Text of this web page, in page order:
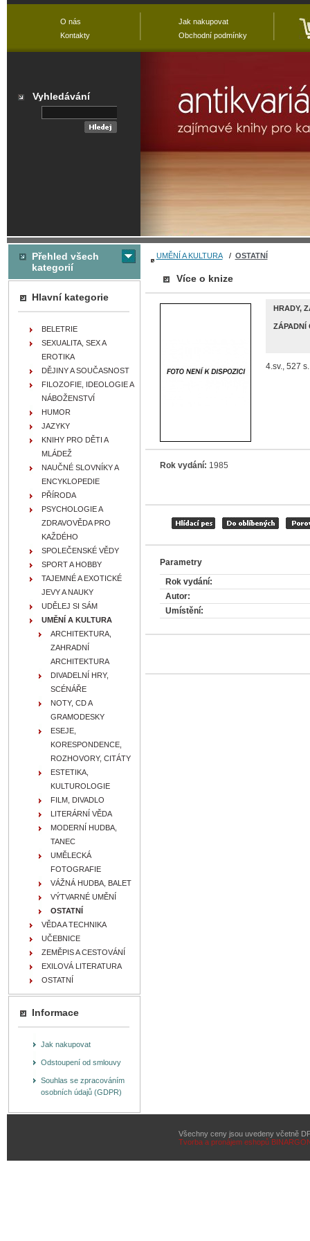
UMĚNÍ A KULTURA/ OSTATNÍ
Více o knize
HRADY,
ZÁPADNÍ
4.sv., 527
Rok vydání: 1985
Parametry
Rok vydání:
Autor:
Umístění:
Přehled všech
kategorií
Hlavní kategorie
BELETRIE
SEXUALITA, SEX A
EROTIKA
DĚJINY A SOUČASNOST
FILOZOFIE, IDEOLOGIE A
NÁBOŽENSTVÍ
HUMOR
JAZYKY
KNIHY PRO DĚTI A
MLÁDEŽ
NAUČNÉ SLOVNÍKY A
ENCYKLOPEDIE
PŘÍRODA
PSYCHOLOGIE A
ZDRAVOVĚDA PRO
KAŽDÉHO
SPOLEČENSKÉ VĚDY
SPORT A HOBBY
TAJEMNÉ A EXOTICKÉ
JEVY A NAUKY
UDĚLEJ SI SÁM
UMĚNÍ A KULTURA
ARCHITEKTURA,
ZAHRADNÍ
ARCHITEKTURA
DIVADELNÍ HRY,
SCÉNÁŘE
NOTY, CD A
GRAMODESKY
ESEJE,
KORESPONDENCE,
ROZHOVORY, CITÁTY
ESTETIKA,
KULTUROLOGIE
FILM, DIVADLO
LITERÁRNÍ VĚDA
MODERNÍ HUDBA,
TANEC
UMĚLECKÁ
FOTOGRAFIE
VÁŽNÁ HUDBA, BALET
VÝTVARNÉ UMĚNÍ
OSTATNÍ
VĚDA A TECHNIKA
UČEBNICE
ZEMĚPIS A CESTOVÁNÍ
EXILOVÁ LITERATURA
OSTATNÍ
Informace
Jak nakupovat
Odstoupení od smlouvy
Souhlas se zpracováním
osobních údajů (GDPR)
Všechny ceny jsou uvedeny včetně
Tvorba a pronájem eshopů
O nás
Kontakty
Jak nakupovat
Obchodní podmínky
Vyhledávání